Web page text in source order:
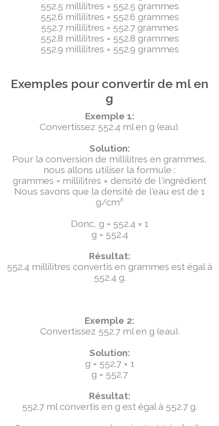
552.5 millilitres = 552.5 grammes
552.6 millilitres = 552.6 grammes
552.7 millilitres = 552.7 grammes
552.8 millilitres = 552.8 grammes
552.9 millilitres = 552.9 grammes
Exemples pour convertir de ml en
g
Exemple 1:
Convertissez 552.4 ml en g (eau).
Solution:
Pour la conversion de millilitres en grammes,
nous allons utiliser la formule :
grammes = millilitres × densité de l'ingrédient
Nous savons que la densité de l'eau est de 1
g/cm³
Donc, g = 552.4 × 1
g = 552.4
Résultat:
552.4 millilitres convertis en grammes est égal à
552.4 g.
Exemple 2:
Convertissez 552.7 ml en g (eau).
Solution:
g = 552.7 × 1
g = 552.7
Résultat:
552.7 ml convertis en g est égal à 552.7 g.